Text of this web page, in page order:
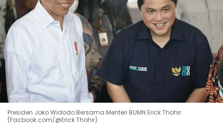
Presiden Joko Widodo Bersama Menteri BUMN Erick Thohir.
(Facbook.com/@Erick Thohir)